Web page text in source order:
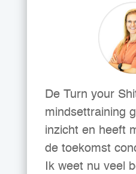
De Turn your
mindsettraining
inzicht en heeft
de toekomst
Ik weet nu veel